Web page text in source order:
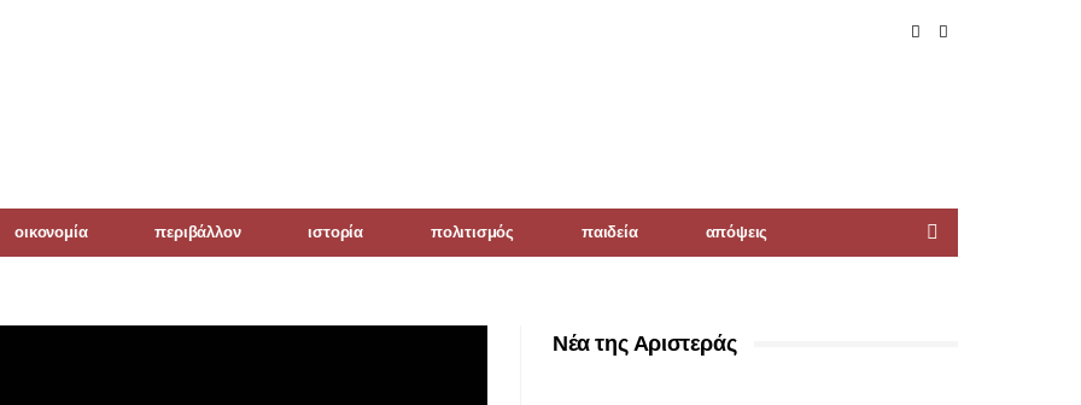
οικονομία περιβάλλον ιστορία πολιτισμός παιδεία απόψεις
Νέα της Αριστεράς